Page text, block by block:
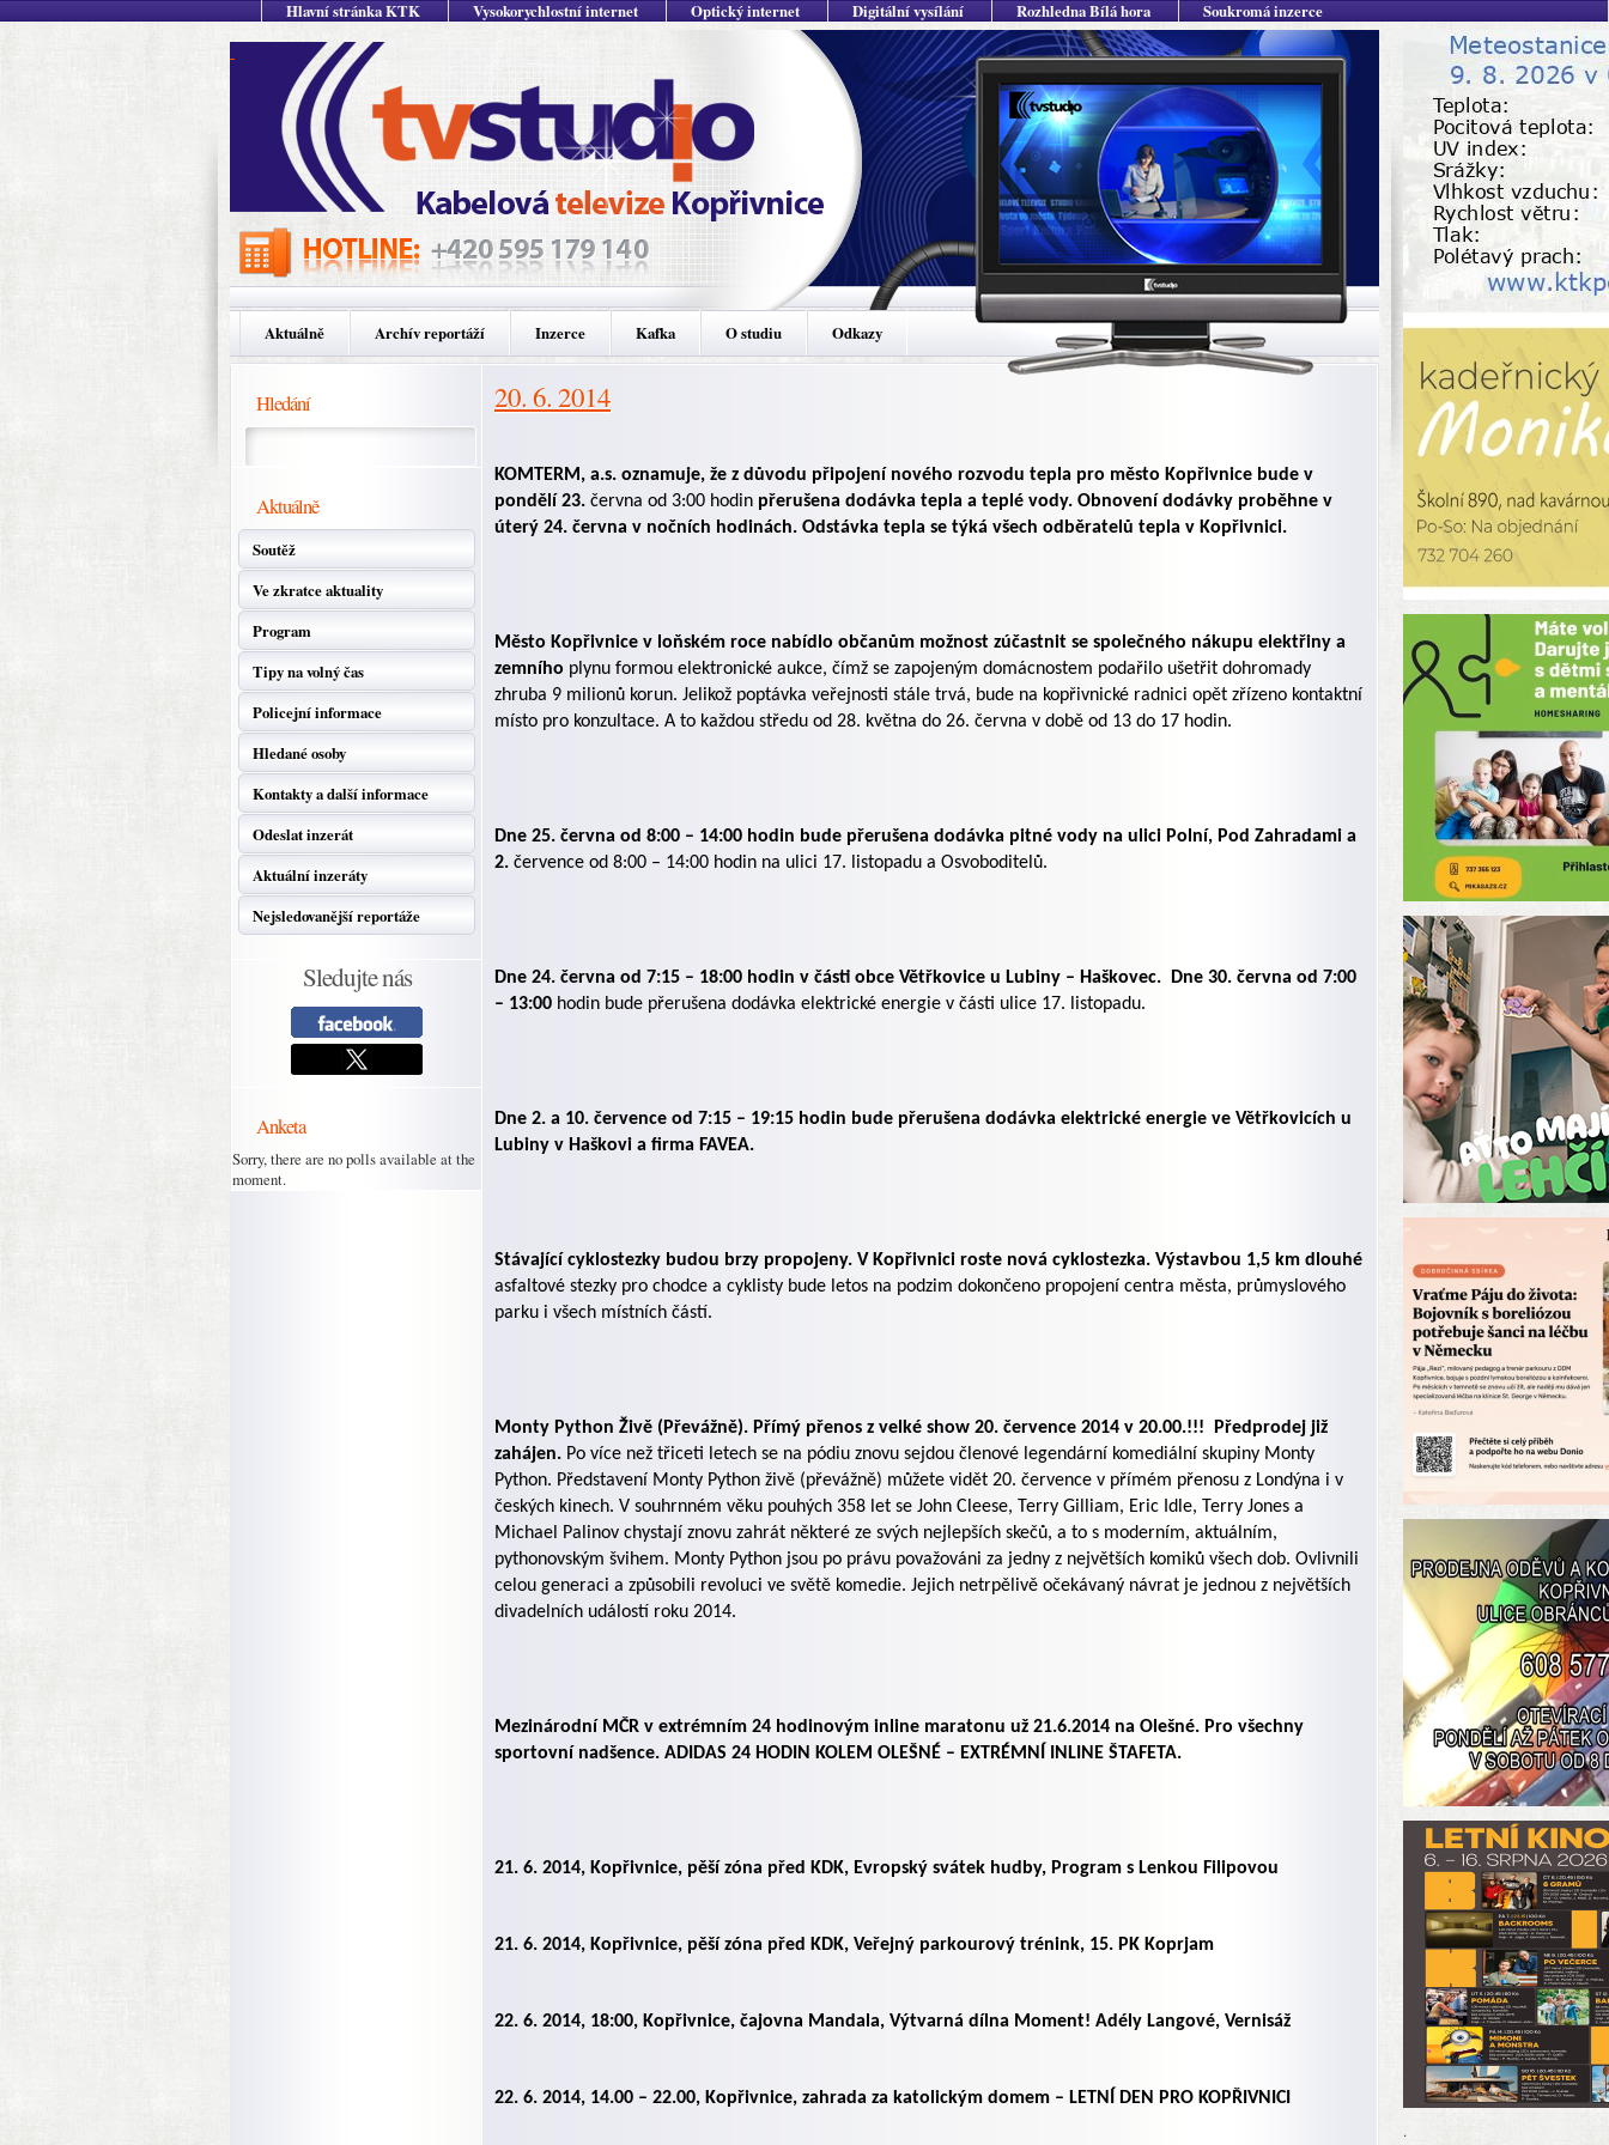
Hlavní stránka KTK Vysokorychlostní internet Optický internet Digitální vysílání Rozhledna Bílá hora Soukromá inzerce
Aktuálně Archív reportáží Inzerce Kafka O studiu Odkazy
Hledání
Aktuálně
Soutěž
Ve zkratce aktuality
Program
Tipy na volný čas
Policejní informace
Hledané osoby
Kontakty a další informace
Odeslat inzerát
Aktuální inzeráty
Nejsledovanější reportáže
Sledujte nás
Anketa
Sorry, there are no polls available at the
moment.
20. 6. 2014
KOMTERM, a.s. oznamuje, že z důvodu připojení nového rozvodu tepla pro město Kopřivnice bude v
pondělí 23. června od 3:00 hodin přerušena dodávka tepla a teplé vody. Obnovení dodávky proběhne v
úterý 24. června v nočních hodinách. Odstávka tepla se týká všech odběratelů tepla v Kopřivnici.
Město Kopřivnice v loňském roce nabídlo občanům možnost zúčastnit se společného nákupu elektřiny a
zemního plynu formou elektronické aukce, čímž se zapojeným domácnostem podařilo ušetřit dohromady
zhruba 9 milionů korun. Jelikož poptávka veřejnosti stále trvá, bude na kopřivnické radnici opět zřízeno kontaktní
místo pro konzultace. A to každou středu od 28. května do 26. června v době od 13 do 17 hodin.
Dne 25. června od 8:00 – 14:00 hodin bude přerušena dodávka pitné vody na ulici Polní, Pod Zahradami a
2. července od 8:00 – 14:00 hodin na ulici 17. listopadu a Osvoboditelů.
Dne 24. června od 7:15 – 18:00 hodin v části obce Větřkovice u Lubiny – Haškovec.
Dne 30. června od 7:00
– 13:00 hodin bude přerušena dodávka elektrické energie v části ulice 17. listopadu.
Dne 2. a 10. července od 7:15 – 19:15 hodin bude přerušena dodávka elektrické energie ve Větřkovicích u
Lubiny v Haškovi a firma FAVEA.
Stávající cyklostezky budou brzy propojeny. V Kopřivnici roste nová cyklostezka. Výstavbou 1,5 km dlouhé
asfaltové stezky pro chodce a cyklisty bude letos na podzim dokončeno propojení centra města, průmyslového
parku i všech místních částí.
Monty Python Živě (Převážně). Přímý přenos z velké show 20. července 2014 v 20.00.!!!
Předprodej již
zahájen. Po více než třiceti letech se na pódiu znovu sejdou členové legendární komediální skupiny Monty
Python. Představení Monty Python živě (převážně) můžete vidět 20. července v přímém přenosu z Londýna i v
českých kinech. V souhrnném věku pouhých 358 let se John Cleese, Terry Gilliam, Eric Idle, Terry Jones a
Michael Palinov chystají znovu zahrát některé ze svých nejlepších skečů, a to s moderním, aktuálním,
pythonovským švihem. Monty Python jsou po právu považováni za jedny z největších komiků všech dob. Ovlivnili
celou generaci a způsobili revoluci ve světě komedie. Jejich netrpělivě očekávaný návrat je jednou z největších
divadelních událostí roku 2014.
Mezinárodní MČR v extrémním 24 hodinovým inline maratonu už 21.6.2014 na Olešné. Pro všechny
sportovní nadšence. ADIDAS 24 HODIN KOLEM OLEŠNÉ – EXTRÉMNÍ INLINE ŠTAFETA.
21. 6. 2014, Kopřivnice, pěší zóna před KDK, Evropský svátek hudby, Program s Lenkou Filipovou
21. 6. 2014, Kopřivnice, pěší zóna před KDK, Veřejný parkourový trénink, 15. PK Koprjam
22. 6. 2014, 18:00, Kopřivnice, čajovna Mandala, Výtvarná dílna Moment! Adély Langové, Vernisáž
22. 6. 2014, 14.00 – 22.00, Kopřivnice, zahrada za katolickým domem – LETNÍ DEN PRO KOPŘIVNICI
.